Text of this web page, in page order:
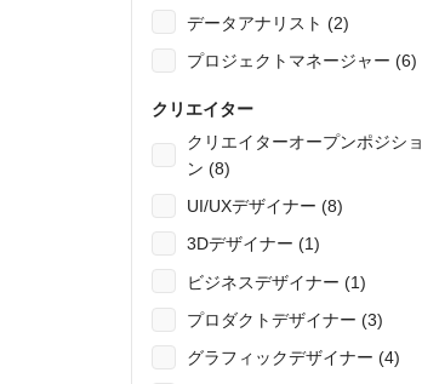
データアナリスト (2)
プロジェクトマネージャー (6)
クリエイター
クリエイターオープンポジショ
ン (8)
UI/UXデザイナー (8)
3Dデザイナー (1)
ビジネスデザイナー (1)
プロダクトデザイナー (3)
グラフィックデザイナー (4)